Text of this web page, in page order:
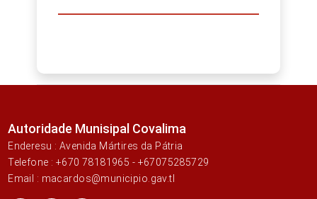
Autoridade Munisipal Covalima
Enderesu : Avenida Mártires da Pátria
Telefone : +670 78181965 - +67075285729
Email : macardos@municipio.gav.tl